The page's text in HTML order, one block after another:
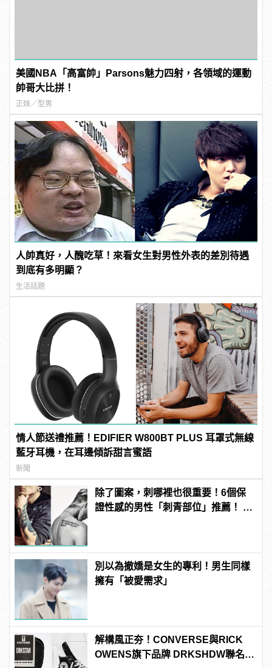
美國NBA「高富帥」Parsons魅力四射，各領域的運動
帥哥大比拼！
正妹／型男
人帥真好，人醜吃草！來看女生對男性外表的差別待遇
到底有多明顯？
生活話題
情人節送禮推薦！EDIFIER W800BT PLUS 耳罩式無線
藍牙耳機，在耳邊傾訴甜言蜜語
新聞
除了圖案，刺哪裡也很重要！6個保
證性感的男性「刺青部位」推薦！ |
別以為撤嬌是女生的專利！男生同樣
擁有「被愛需求」
解構風正夯！CONVERSE與RICK
OWENS旗下品牌 DRKSHDW聯名，